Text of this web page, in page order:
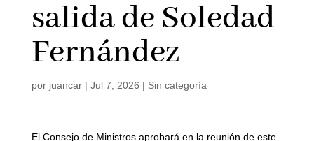
salida de Soledad
Fernández
por juancar| Jul 7, 2026 | Sin categoría
El Consejo de Ministros aprobará en la reunión de este